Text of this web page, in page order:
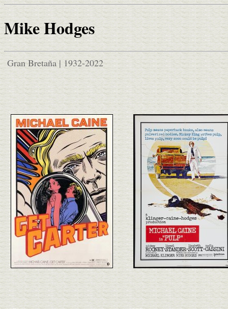
Mike Hodges
Gran Bretaña | 1932-2022